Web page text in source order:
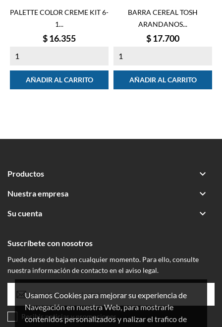
Usamos Cookies para mejorar su experiencia de
Navegación en nuestra Web, para mostrarle
contenidos personalizados y nalizar el trafico de
PALETTE COLOR CREME KIT 6-
1...
Precio
$ 16.355
AÑADIR AL CARRITO
BARRA CEREAL TOSH
ARANDANOS...
Precio
$ 17.700
AÑADIR AL CARRITO
Productos 
Nuestra empresa 
Su cuenta 
Suscríbete con nosotros
Puede darse de baja en cualquier momento. Para ello, consulte
nuestra información de contacto en el aviso legal.
Recibir noticias y promociones